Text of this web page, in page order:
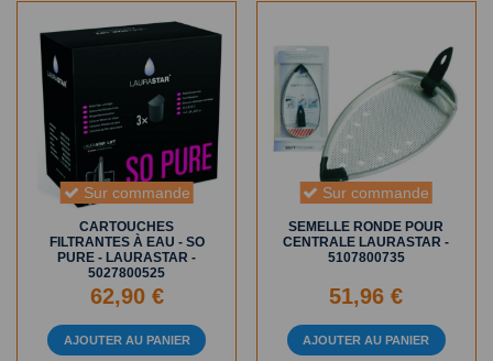
Sur commande
CARTOUCHES
FILTRANTES À EAU - SO
PURE - LAURASTAR -
5027800525
62,90 €
AJOUTER AU PANIER
Sur commande
SEMELLE RONDE POUR
CENTRALE LAURASTAR -
5107800735
51,96 €
AJOUTER AU PANIER